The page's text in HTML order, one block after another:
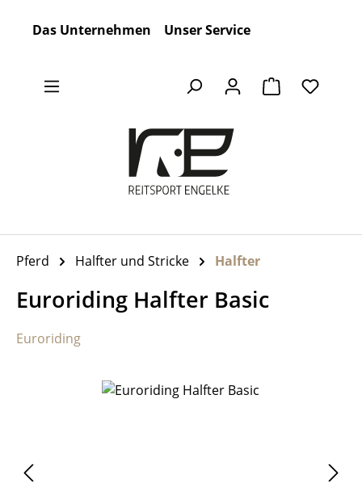
Das Unternehmen Unser Service
Warenkorb
Pferd Halfter und Stricke Halfter
Euroriding Halfter Basic
Euroriding
Bildergalerie überspringen